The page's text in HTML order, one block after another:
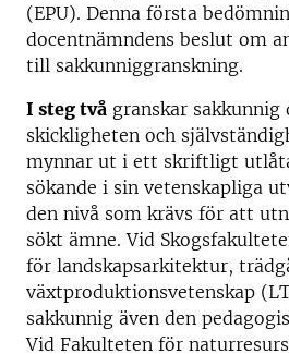
(EPU). Denna första
docentnämndens beslut om
till sakkunniggranskning.
I steg två granskar sakkunnig
skickligheten och
mynnar ut i ett skriftligt
sökande i sin vetenskapliga
den nivå som krävs för att
sökt ämne. Vid
för landskapsarkitektur,
växtproduktionsvetenskap
sakkunnig även den
Vid Fakulteten för